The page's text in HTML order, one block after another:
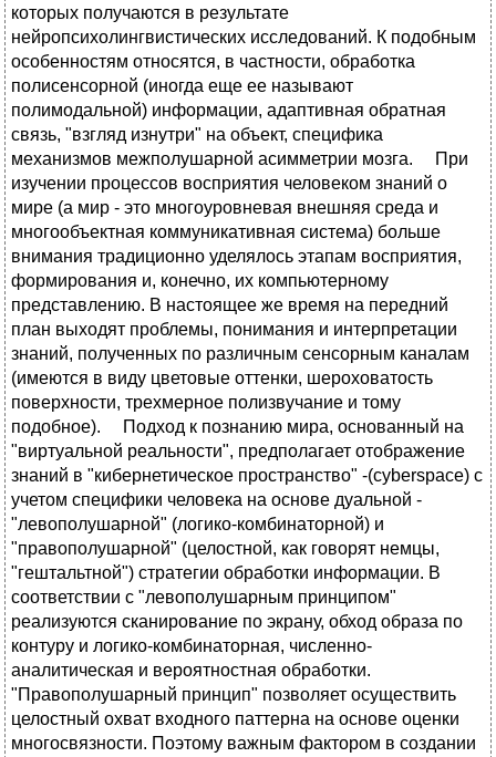
которых получаются в результате
нейропсихолингвистических исследований. К подобным
особенностям относятся, в частности, обработка
полисенсорной (иногда еще ее называют
полимодальной) информации, адаптивная обратная
связь, "взгляд изнутри" на объект, специфика
механизмов межполушарной асимметрии мозга. При
изучении процессов восприятия человеком знаний о
мире (а мир - это многоуровневая внешняя среда и
многообъектная коммуникативная система) больше
внимания традиционно уделялось этапам восприятия,
формирования и, конечно, их компьютерному
представлению. В настоящее же время на передний
план выходят проблемы, понимания и интерпретации
знаний, полученных по различным сенсорным каналам
(имеются в виду цветовые оттенки, шероховатость
поверхности, трехмерное полизвучание и тому
подобное). Подход к познанию мира, основанный на
"виртуальной реальности", предполагает отображение
знаний в "кибернетическое пространство" -(cyberspace) с
учетом специфики человека на основе дуальной -
"левополушарной" (логико-комбинаторной) и
"правополушарной" (целостной, как говорят немцы,
"гештальтной") стратегии обработки информации. В
соответствии с "левополушарным принципом"
реализуются сканирование по экрану, обход образа по
контуру и логико-комбинаторная, численно-
аналитическая и вероятностная обработки.
"Правополушарный принцип" позволяет осуществить
целостный охват входного паттерна на основе оценки
многосвязности. Поэтому важным фактором в создании